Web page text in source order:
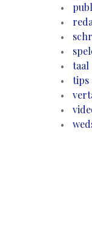
taal
tips